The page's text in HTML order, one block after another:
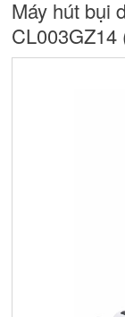
Máy hút bụi